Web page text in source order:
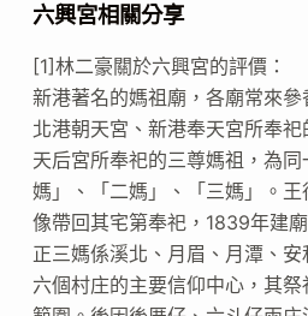
六興宮相關分享
[1]林二豪關於六興宮的評價：
新港著名的媽祖廟，各廟常來
北港朝天宮、新港奉天宮所奉
天后宮所奉祀的三尊媽祖，為
媽」、「二媽」、「三媽」。
像帶回其宅第奉祀，1839年建
正三媽係溪北、月眉、月潭、
六個村庄的主要信仰中心，其